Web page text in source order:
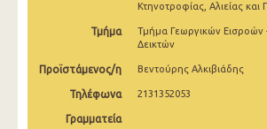
2006
Κτηνοτροφίας, Αλιείας και
Τμήμα
Τμήμα Γεωργικών Εισροών
Δεικτών
Προϊστάμενος/η Βεντούρης Αλκιβιάδης
Τηλέφωνα 2131352053
Γραμματεία